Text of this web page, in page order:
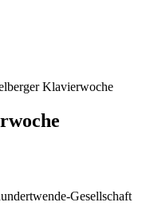
Klavierwoche
Gesellschaft